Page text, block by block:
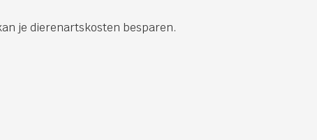
je dierenartskosten besparen.